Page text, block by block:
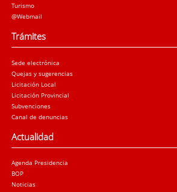
Turismo
@Webmail
Trámites
Sede electrónica
Quejas y sugerencias
Licitación Local
Licitación Provincial
Subvenciones
Canal de denuncias
Actualidad
Agenda Presidencia
BOP
Noticias